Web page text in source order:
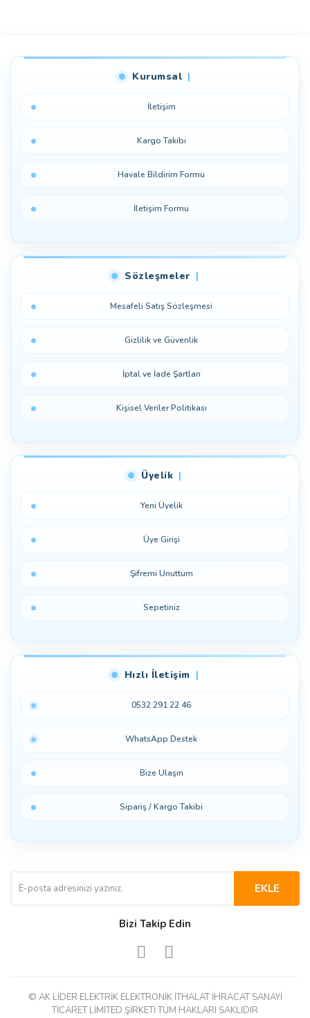
Kurumsal
İletişim
Kargo Takibi
Havale Bildirim Formu
İletişim Formu
Sözleşmeler
Mesafeli Satış Sözleşmesi
Gizlilik ve Güvenlik
İptal ve İade Şartları
Kişisel Veriler Politikası
Üyelik
Yeni Üyelik
Üye Girişi
Şifremi Unuttum
Sepetiniz
Hızlı İletişim
0532 291 22 46
WhatsApp Destek
Bize Ulaşın
Sipariş / Kargo Takibi
EKLE
Bizi Takip Edin
© AK LİDER ELEKTRİK ELEKTRONİK İTHALAT İHRACAT SANAYİ
TİCARET LİMİTED ŞİRKETİ TÜM HAKLARI SAKLIDIR